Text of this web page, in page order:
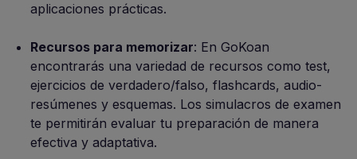
aplicaciones prácticas.
Recursos para memorizar: En GoKoan
encontrarás una variedad de recursos como test,
ejercicios de verdadero/falso, flashcards, audio-
resúmenes y esquemas. Los simulacros de examen
te permitirán evaluar tu preparación de manera
efectiva y adaptativa.